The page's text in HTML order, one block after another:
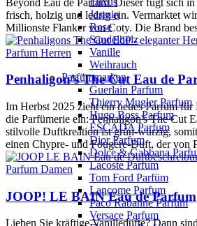
Jasmin
Rose
Sandelholz
Vanille
Weihrauch
Parfümmarken
Guerlain Parfum
Thierry Mugler Parfum
Hugo Boss Parfum
ESCADA Parfum
Dior Parfum
Dolce & Gabbana
Lacoste Parfum
Tom Ford Parfüm
Lancome Parfum
Paco Rabanne Parfüm
Versace Parfum
frisch, holzig und ledrig ein. Vermarktet
Millionste Flanker von Coty. Die Brand
Parfum Herren
Penhaligon’s The Cut Eau de
Im Herbst 2025 zieht ein neues Parfüm
die Parfümerie ein: Penhaligon's The Cut
stilvolle Duftkreation ist grün-würzig,
einen Chypre- und Fougère-Duft, der von
Parfum Damen
JOOP! LE BAIN Eau de Parfum
Lieben Sie kräftige Vanilledüfte? Dann